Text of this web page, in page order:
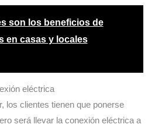
son los beneficios de
en casas y locales
eléctrica
los clientes tienen que ponerse
será llevar la conexión eléctrica a